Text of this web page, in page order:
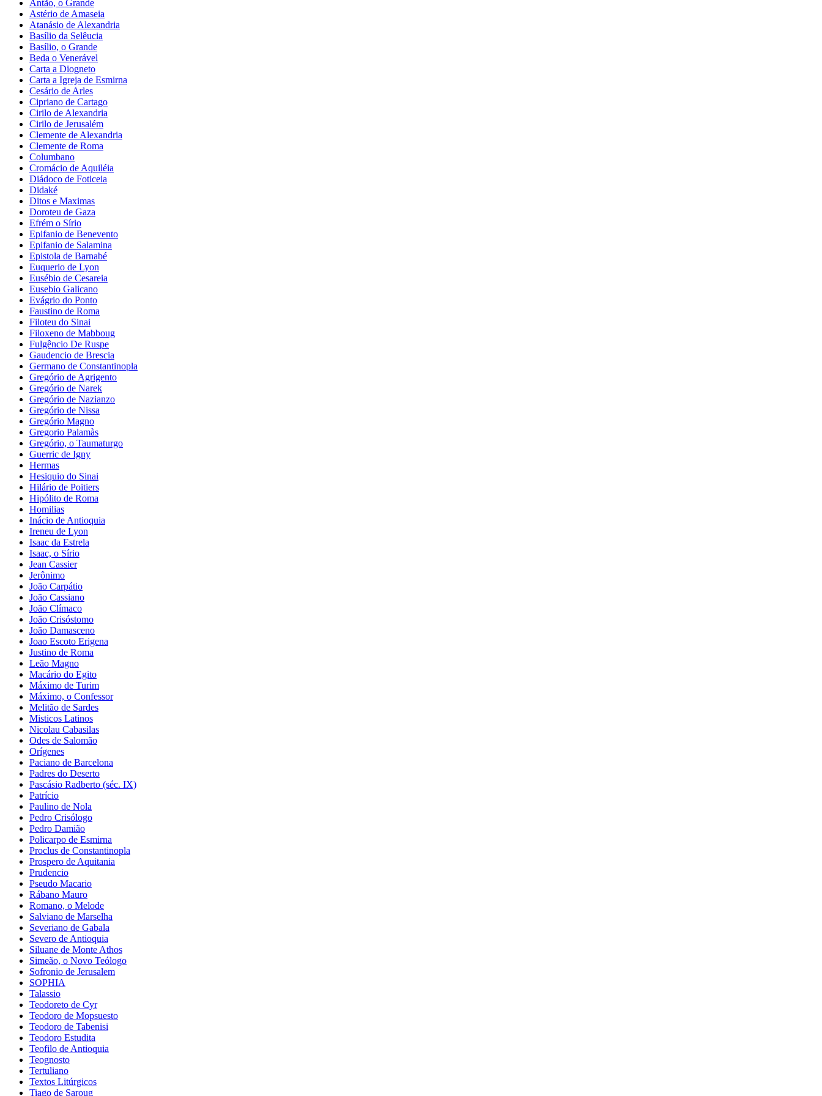
Antão, o Grande
Astério de Amaseia
Atanásio de Alexandria
Basílio da Selêucia
Basílio, o Grande
Beda o Venerável
Carta a Diogneto
Carta a Igreja de Esmirna
Cesário de Arles
Cipriano de Cartago
Cirilo de Alexandria
Cirilo de Jerusalém
Clemente de Alexandria
Clemente de Roma
Columbano
Cromácio de Aquiléia
Diádoco de Foticeia
Didaké
Ditos e Maximas
Doroteu de Gaza
Efrém o Sírio
Epifanio de Benevento
Epifanio de Salamina
Epistola de Barnabé
Euquerio de Lyon
Eusébio de Cesareia
Eusebio Galicano
Evágrio do Ponto
Faustino de Roma
Filoteu do Sinai
Filoxeno de Mabboug
Fulgêncio De Ruspe
Gaudencio de Brescia
Germano de Constantinopla
Gregório de Agrigento
Gregório de Narek
Gregório de Nazianzo
Gregório de Nissa
Gregório Magno
Gregorio Palamàs
Gregório, o Taumaturgo
Guerric de Igny
Hermas
Hesiquio do Sinai
Hilário de Poitiers
Hipólito de Roma
Homilias
Inácio de Antioquia
Ireneu de Lyon
Isaac da Estrela
Isaac, o Sírio
Jean Cassier
Jerônimo
João Carpátio
João Cassiano
João Clímaco
João Crisóstomo
João Damasceno
Joao Escoto Erigena
Justino de Roma
Leão Magno
Macário do Egito
Máximo de Turim
Máximo, o Confessor
Melitão de Sardes
Misticos Latinos
Nicolau Cabasilas
Odes de Salomão
Orígenes
Paciano de Barcelona
Padres do Deserto
Pascásio Radberto (séc. IX)
Patrício
Paulino de Nola
Pedro Crisólogo
Pedro Damião
Policarpo de Esmirna
Proclus de Constantinopla
Prospero de Aquitania
Prudencio
Pseudo Macario
Rábano Mauro
Romano, o Melode
Salviano de Marselha
Severiano de Gabala
Severo de Antioquia
Siluane de Monte Athos
Simeão, o Novo Teólogo
Sofronio de Jerusalem
SOPHIA
Talassio
Teodoreto de Cyr
Teodoro de Mopsuesto
Teodoro de Tabenisi
Teodoro Estudita
Teofilo de Antioquia
Teognosto
Tertuliano
Textos Litúrgicos
Tiago de Saroug